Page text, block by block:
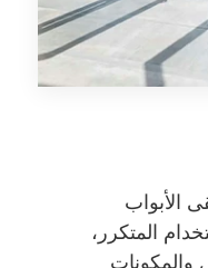
الأبواب
المتكرر،